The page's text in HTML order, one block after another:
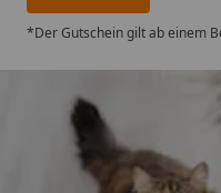
*Der Gutschein gilt ab einem